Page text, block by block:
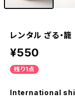
レンタル ざる・
¥550
残り1点
International